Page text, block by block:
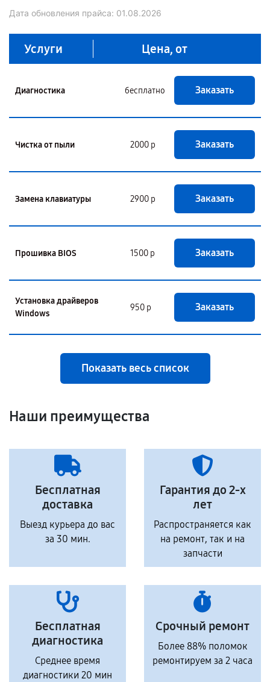
Дата обновления прайса: 01.08.2026
Услуги Цена, от
Диагностика бесплатно Заказать
Чистка от пыли 2000 р Заказать
Замена клавиатуры 2900 р Заказать
Прошивка BIOS 1500 р Заказать
Установка драйверов
Windows
950 р Заказать
Показать весь список
Наши преимущества
Бесплатная
доставка
Выезд курьера до вас
за 30 мин.
Гарантия до 2-х
лет
Распространяется как
на ремонт, так и на
запчасти
Бесплатная
диагностика
Среднее время
диагностики 20 мин
Срочный ремонт
Более 88% поломок
ремонтируем за 2 часа